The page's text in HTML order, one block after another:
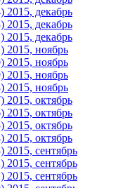
2015, декабрь
2015, декабрь
2015, декабрь
2015, ноябрь
2015, ноябрь
2015, ноябрь
2015, ноябрь
2015, октябрь
2015, октябрь
2015, октябрь
2015, октябрь
2015, сентябрь
2015, сентябрь
2015, сентябрь